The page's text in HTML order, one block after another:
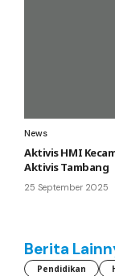
News
Aktivis HMI
Aktivis Tambang
25 September 2025
Berita
Pendidikan